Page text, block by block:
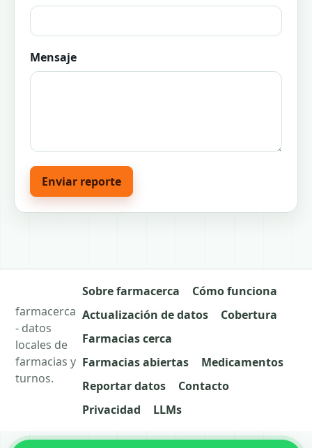
Mensaje
Enviar reporte
farmacerca
- datos
locales de
farmacias y
turnos.
Sobre farmacerca
Cómo funciona
Actualización de datos
Cobertura
Farmacias cerca
Farmacias abiertas
Medicamentos
Reportar datos
Contacto
Privacidad
LLMs